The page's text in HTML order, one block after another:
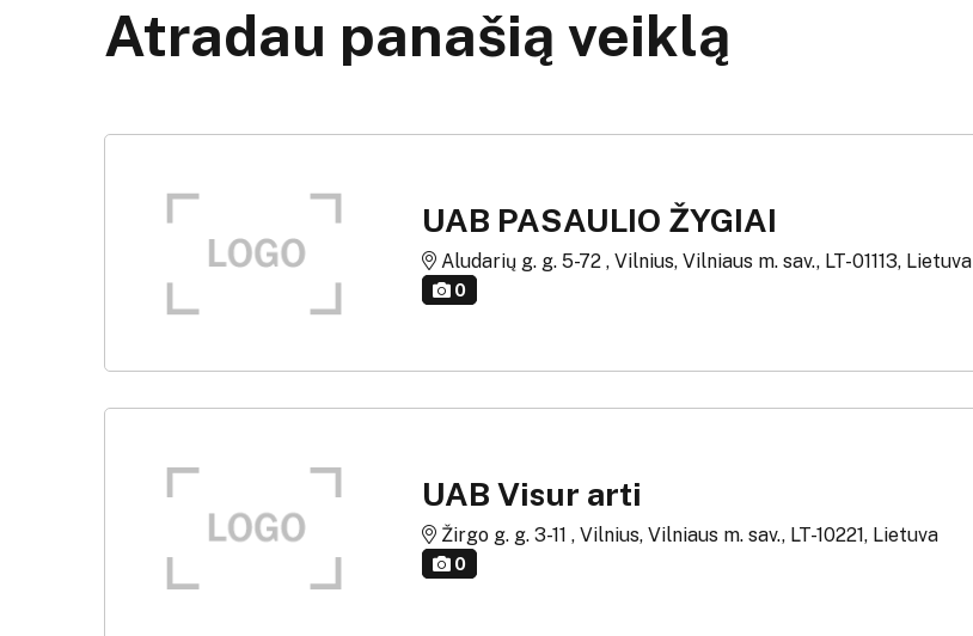
Atradau panašią veiklą
UAB PASAULIO ŽYGIAI
Aludarių g. g. 5-72 , Vilnius, Vilniaus m. sav., LT-01113, Lietuva
0
UAB Visur arti
Žirgo g. g. 3-11 , Vilnius, Vilniaus m. sav., LT-10221, Lietuva
0